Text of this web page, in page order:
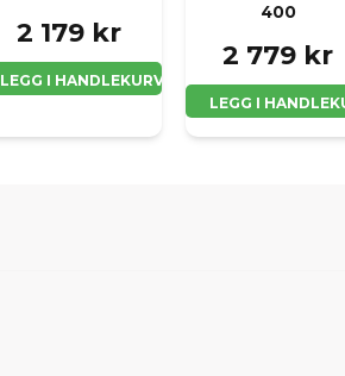
2 179 kr
LEGG I HANDLEKURV
400
2 779 kr
LEGG I